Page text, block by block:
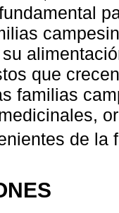
que
familias
de la